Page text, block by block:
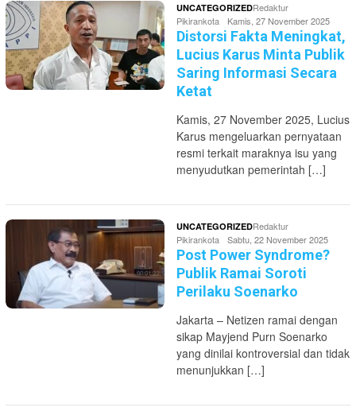
UNCATEGORIZEDRedaktur
Pikirankota
Kamis, 27 November 2025
Distorsi Fakta Meningkat,
Lucius Karus Minta Publik
Saring Informasi Secara
Ketat
Kamis, 27 November 2025, Lucius
Karus mengeluarkan pernyataan
resmi terkait maraknya isu yang
menyudutkan pemerintah […]
UNCATEGORIZEDRedaktur
Pikirankota
Sabtu, 22 November 2025
Post Power Syndrome?
Publik Ramai Soroti
Perilaku Soenarko
Jakarta – Netizen ramai dengan
sikap Mayjend Purn Soenarko
yang dinilai kontroversial dan tidak
menunjukkan […]